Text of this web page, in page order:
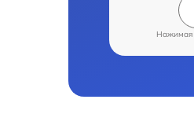
Нажимая